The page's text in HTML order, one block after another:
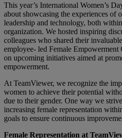
This year’s International Women’s
about showcasing the experiences of
leadership and technology, both
organization. We hosted inspiring
colleagues who shared their
employee- led Female Empowerment
on upcoming initiatives aimed at
empowerment.
At TeamViewer, we recognize the
women to achieve their potential
due to their gender. One way we
increasing female representation
goals to ensure continuous
Female Representation at